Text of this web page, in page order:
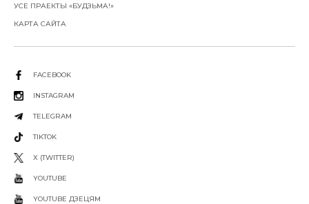
УСЕ ПРАЕКТЫ «БУДЗЬМА!»
КАРТА САЙТА
FACEBOOK
INSTAGRAM
TELEGRAM
TIKTOK
X (TWITTER)
YOUTUBE
YOUTUBE ДЗЕЦЯМ